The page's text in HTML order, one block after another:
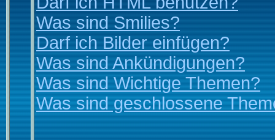
Was sind Smilies?
Darf ich Bilder einfügen?
Was sind Ankündigungen?
Was sind Wichtige Themen?
Was sind geschlossene